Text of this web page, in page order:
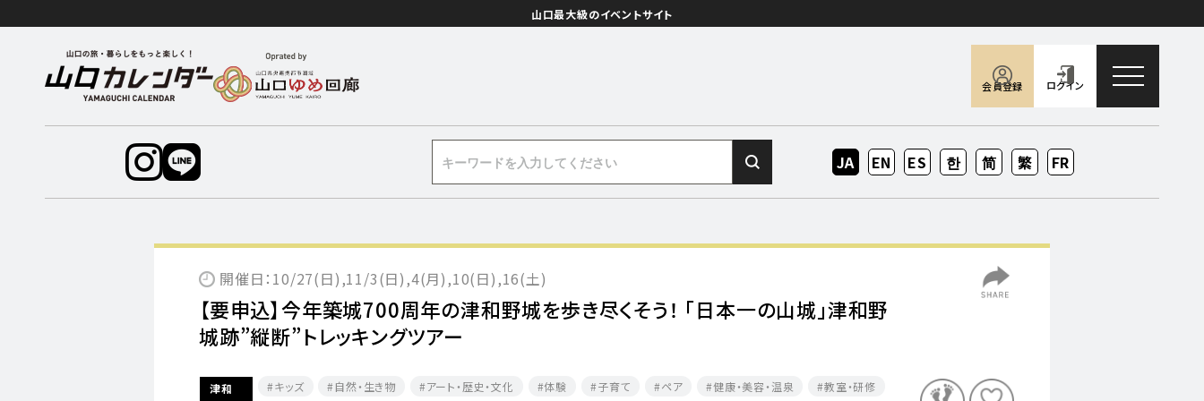
山口最大級のイベントサイト
会員登録 ログイン toggle
ZH-
ZH-
EN FR
JA KO
ES
開催日：10/27(日),11/3(日),4(月),10(日),16(土)
【要申込】今年築城700周年の津和野城を歩き尽くそう！ 「日本一の山城」津和野
城跡”縦断”トレッキングツアー
津和
キッズ 自然・生き物 アート・歴史・文化 体験 子育て ペア 健康・美容・温泉 教室・研修